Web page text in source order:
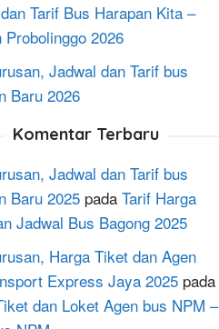
Tarif Bus Harapan Kita –
Probolinggo 2026
Jadwal dan Tarif bus
Baru 2026
Komentar Terbaru
Jadwal dan Tarif bus
Baru 2025 pada Tarif Harga
Jadwal Bus Bagong 2025
Harga Tiket dan Agen
Express Jaya 2025 pada
dan Loket Agen bus NPM –